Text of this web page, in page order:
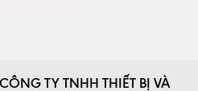
TY TNHH THIẾT BỊ VÀ